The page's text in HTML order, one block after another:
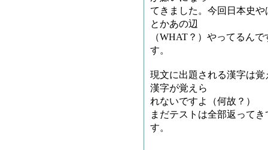
てきました。今回日本史
とかあの辺
（WHAT？）やってるん
す。
現文に出題される漢字は
漢字が覚えら
れないですよ（何故？）
まだテストは全部返って
す。